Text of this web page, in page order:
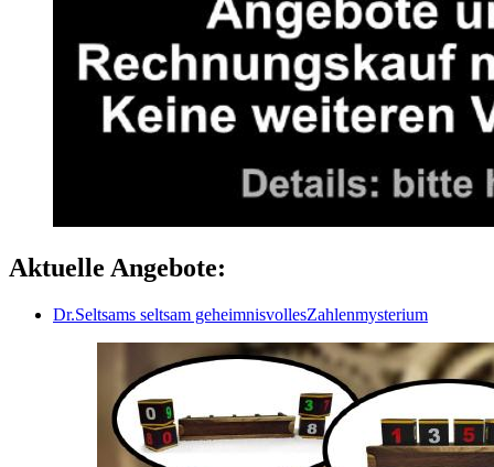
Aktuelle Angebote:
Dr.Seltsams seltsam geheimnisvollesZahlenmysterium